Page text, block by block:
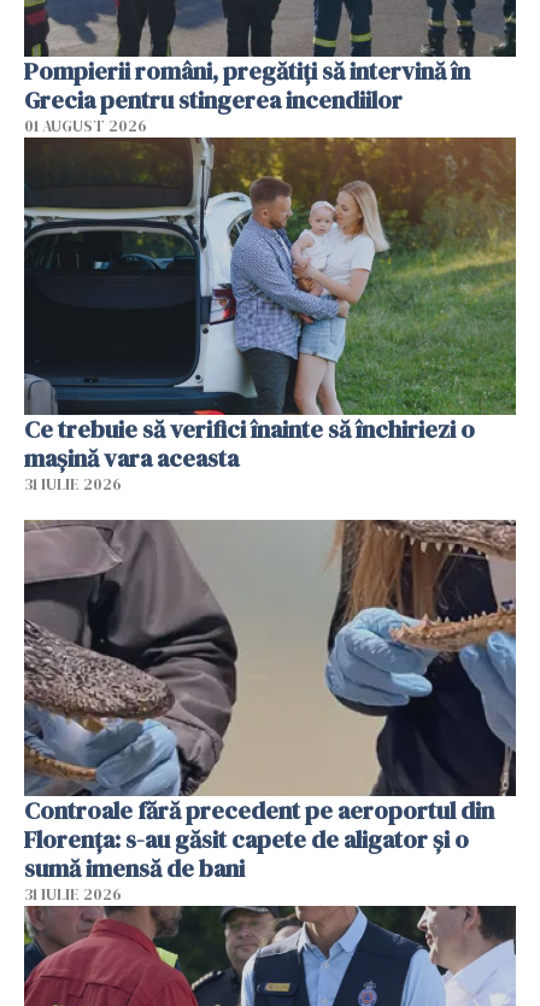
Pompierii români, pregătiţi să intervină în
Grecia pentru stingerea incendiilor
01 AUGUST 2026
Ce trebuie să verifici înainte să închiriezi o
mașină vara aceasta
31 IULIE 2026
Controale fără precedent pe aeroportul din
Florența: s-au găsit capete de aligator și o
sumă imensă de bani
31 IULIE 2026